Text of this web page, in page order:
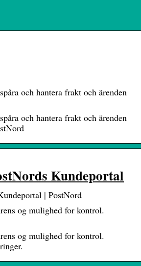
och hantera frakt och ärenden
och hantera frakt och ärenden
Kundeportal
| PostNord
og mulighed for kontrol.
og mulighed for kontrol.